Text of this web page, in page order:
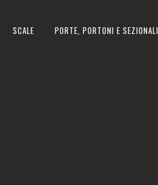
SCALE PORTE, PORTONI E SEZIONALI